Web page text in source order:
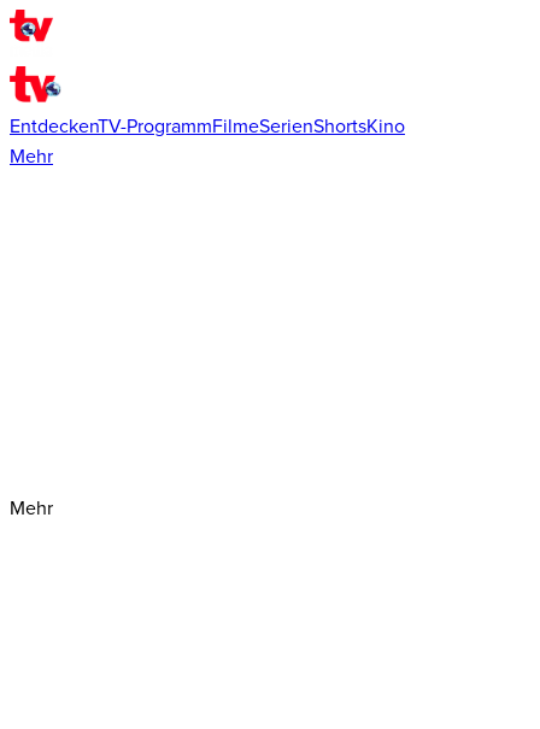
EntdeckenTV-ProgrammFilmeSerienShortsKino
Mehr
Mehr